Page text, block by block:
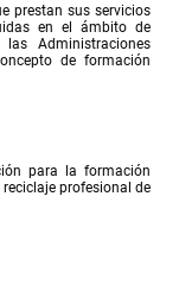
prestan sus servicios
en el ámbito de
Administraciones
de formación
para la formación
profesional de